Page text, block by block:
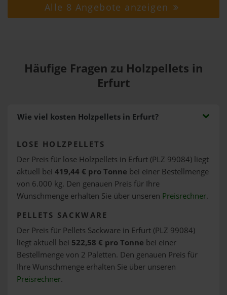
Alle 8 Angebote anzeigen
Häufige Fragen zu Holzpellets in
Erfurt
Wie viel kosten Holzpellets in Erfurt?
LOSE HOLZPELLETS
Der Preis für lose Holzpellets in Erfurt (PLZ 99084) liegt
aktuell bei 419,44 € pro Tonne bei einer Bestellmenge
von 6.000 kg. Den genauen Preis für Ihre
Wunschmenge erhalten Sie über unseren Preisrechner.
PELLETS SACKWARE
Der Preis für Pellets Sackware in Erfurt (PLZ 99084)
liegt aktuell bei 522,58 € pro Tonne bei einer
Bestellmenge von 2 Paletten. Den genauen Preis für
Ihre Wunschmenge erhalten Sie über unseren
Preisrechner.